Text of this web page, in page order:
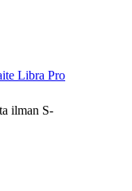
Libra Pro
ilman S-